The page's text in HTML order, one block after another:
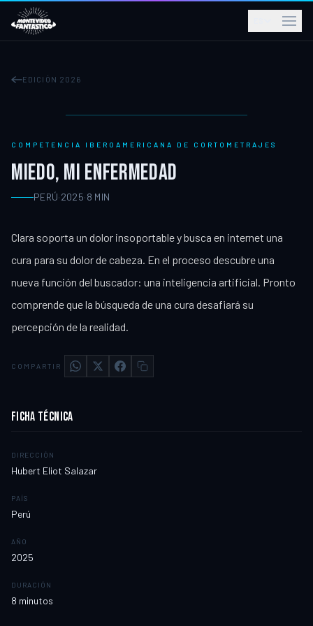
EDICIÓN 2026
COMPETENCIA IBEROAMERICANA DE CORTOMETRAJES
MIEDO, MI ENFERMEDAD
PERÚ·2025·8 MIN
Clara soporta un dolor insoportable y busca en internet una
cura para su dolor de cabeza. En el proceso descubre una
nueva función del buscador: una inteligencia artificial. Pronto
comprende que la búsqueda de una cura desafiará su
percepción de la realidad.
COMPARTIR
FICHA TÉCNICA
DIRECCIÓN
Hubert Eliot Salazar
PAÍS
Perú
AÑO
2025
DURACIÓN
8 minutos